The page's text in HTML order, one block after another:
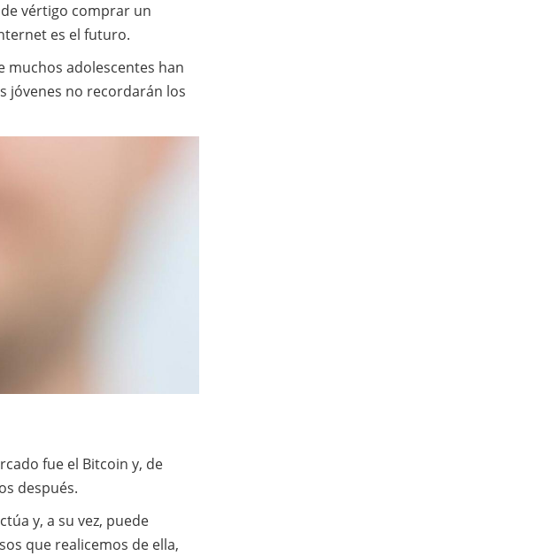
vértigo comprar un
es el futuro.
muchos adolescentes han
jóvenes no recordarán los
fue el Bitcoin y, de
después.
y, a su vez, puede
que realicemos de ella,